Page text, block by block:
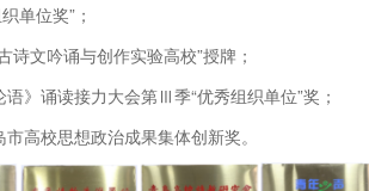
单位奖”；
诗文吟诵与创作实验高校”授牌；
》诵读接力大会第Ⅲ季“优秀组织单位”奖；
高校思想政治成果集体创新奖。